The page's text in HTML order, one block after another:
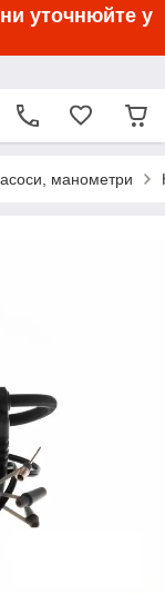
уточнюйте у
манометри